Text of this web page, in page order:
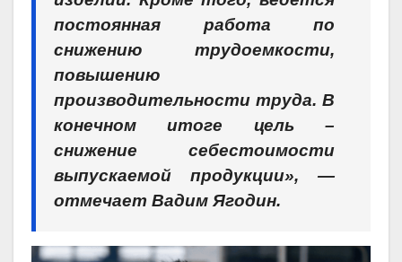
постоянная работа по
снижению трудоемкости,
повышению
производительности труда. В
конечном итоге цель –
снижение себестоимости
выпускаемой продукции», —
отмечает Вадим Ягодин.